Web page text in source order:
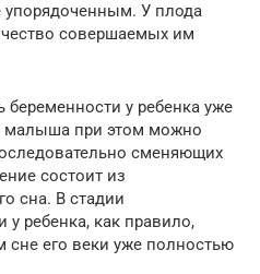
У плода
совершаемых им
беременности у ребенка уже
малыша при этом можно
сменяющих
состоит из
сна. В стадии
у ребенка, как правило,
сне его веки уже полностью